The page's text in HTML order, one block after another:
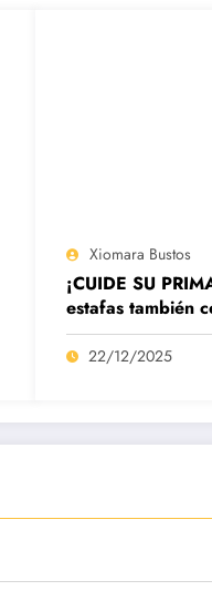
Xiomara Bustos
¡CUIDE SU
estafas también
22/12/2025